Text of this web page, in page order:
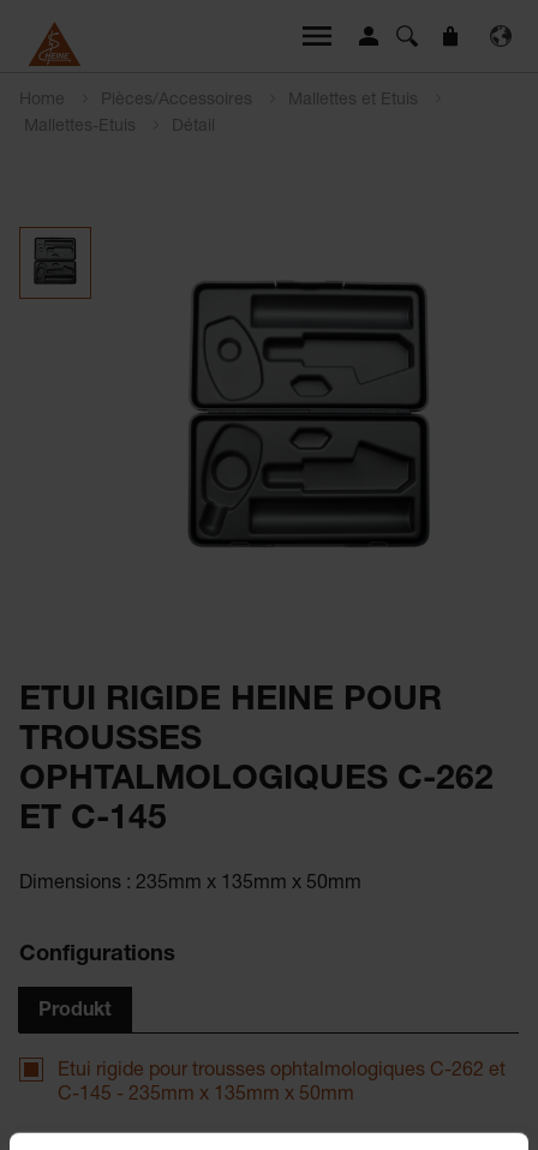
Home Pièces/Accessoires
Mallettes et Etuis
Mallettes-Etuis
Détail
ETUI RIGIDE HEINE POUR
TROUSSES
OPHTALMOLOGIQUES C-262
ET C-145
Dimensions : 235mm x 135mm x 50mm
Configurations
Produkt
Etui rigide pour trousses ophtalmologiques C-262 et
C-145 - 235mm x 135mm x 50mm